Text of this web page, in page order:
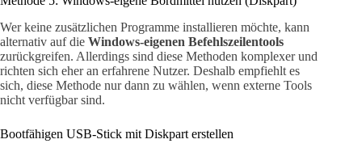
Wer keine zusätzlichen Programme installieren möchte, kann
alternativ auf die Windows-eigenen Befehlszeilentools
zurückgreifen. Allerdings sind diese Methoden komplexer und
richten sich eher an erfahrene Nutzer. Deshalb empfiehlt es
sich, diese Methode nur dann zu wählen, wenn externe Tools
nicht verfügbar sind.
Bootfähigen USB-Stick mit Diskpart erstellen